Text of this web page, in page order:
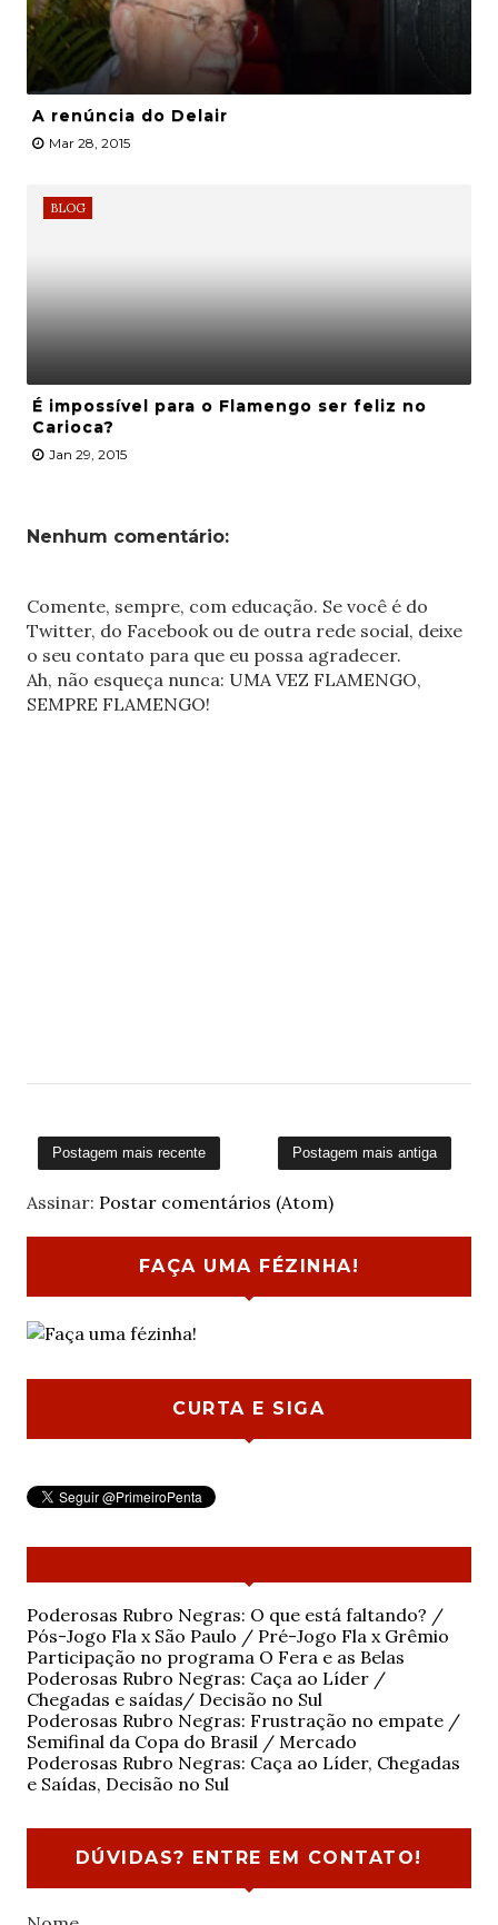
A renúncia do Delair
Mar 28, 2015
BLOG
É impossível para o Flamengo ser feliz no
Carioca?
Jan 29, 2015
Nenhum comentário:
Comente, sempre, com educação. Se você é do
Twitter, do Facebook ou de outra rede social, deixe
o seu contato para que eu possa agradecer.
Ah, não esqueça nunca: UMA VEZ FLAMENGO,
SEMPRE FLAMENGO!
Postagem mais recente Postagem mais antiga
Assinar: Postar comentários (Atom)
FAÇA UMA FÉZINHA!
CURTA E SIGA
Poderosas Rubro Negras: O que está faltando? /
Pós-Jogo Fla x São Paulo / Pré-Jogo Fla x Grêmio
Participação no programa O Fera e as Belas
Poderosas Rubro Negras: Caça ao Líder /
Chegadas e saídas/ Decisão no Sul
Poderosas Rubro Negras: Frustração no empate /
Semifinal da Copa do Brasil / Mercado
Poderosas Rubro Negras: Caça ao Líder, Chegadas
e Saídas, Decisão no Sul
DÚVIDAS? ENTRE EM CONTATO!